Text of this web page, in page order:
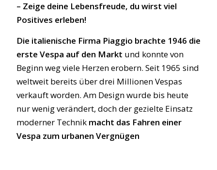
– Zeige deine Lebensfreude, du wirst viel
Positives erleben!
Die italienische Firma Piaggio brachte 1946 die
erste Vespa auf den Markt und konnte von
Beginn weg viele Herzen erobern. Seit 1965 sind
weltweit bereits über drei Millionen Vespas
verkauft worden. Am Design wurde bis heute
nur wenig verändert, doch der gezielte Einsatz
moderner Technik macht das Fahren einer
Vespa zum urbanen Vergnügen